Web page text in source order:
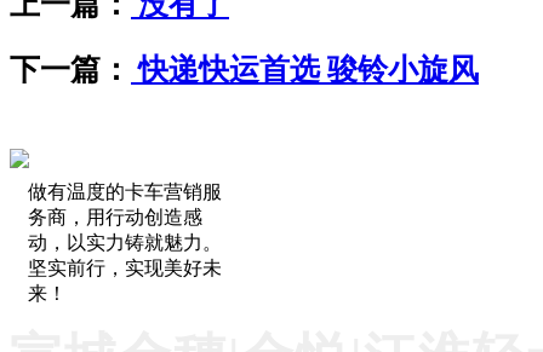
下一篇： 快递快运首选 骏铃小旋风
做有温度的卡车营销服
务商，用行动创造感
动，以实力铸就魅力。
坚实前行，实现美好未
来！